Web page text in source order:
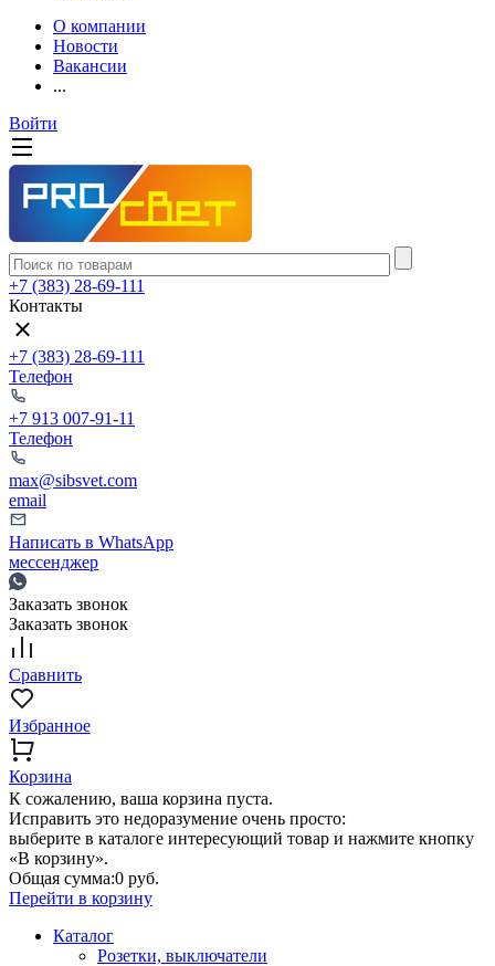
О компании
Новости
Вакансии
...
Войти
+7 (383) 28-69-111
Контакты
+7 (383) 28-69-111
Телефон
+7 913 007-91-11
Телефон
max@sibsvet.com
email
Написать в WhatsApp
мессенджер
Заказать звонок
Заказать звонок
Сравнить
Избранное
Корзина
К сожалению, ваша корзина пуста.
Исправить это недоразумение очень просто:
выберите в каталоге интересующий товар и нажмите кнопку
«В корзину».
Общая сумма:0 руб.
Перейти в корзину
Каталог
Розетки, выключатели